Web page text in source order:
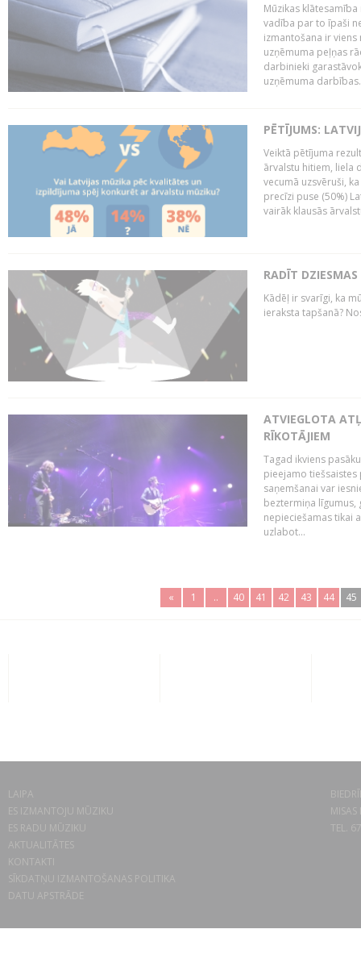
Mūzikas
vadība par to īpaši
izmantošana ir
uzņēmuma peļņas
darbinieki
uzņēmuma
PĒTĪJUMS:
Veiktā pētījuma
ārvalstu hitiem, liela
vecumā uzsvēruši,
precīzi puse (50%)
vairāk klausās
RADĪT
Kādēļ ir svarīgi, ka
ieraksta tapšanā?
ATVIEGLOTA
RĪKOTĀJIEM
Tagad ikviens
pieejamo tiešsaistes
saņemšanai var
beztermiņa līgumus,
nepieciešamas tikai
uzlabot...
« 1 .. 40 41 42 43 44 45
LAIPA
ES IZMANTOJU MŪZIKU
ES RADU MŪZIKU
AKTUALITĀTES
KONTAKTI
SĪKDATŅU IZMANTOŠANAS POLITIKA
DATU APSTRĀDE
TEL.